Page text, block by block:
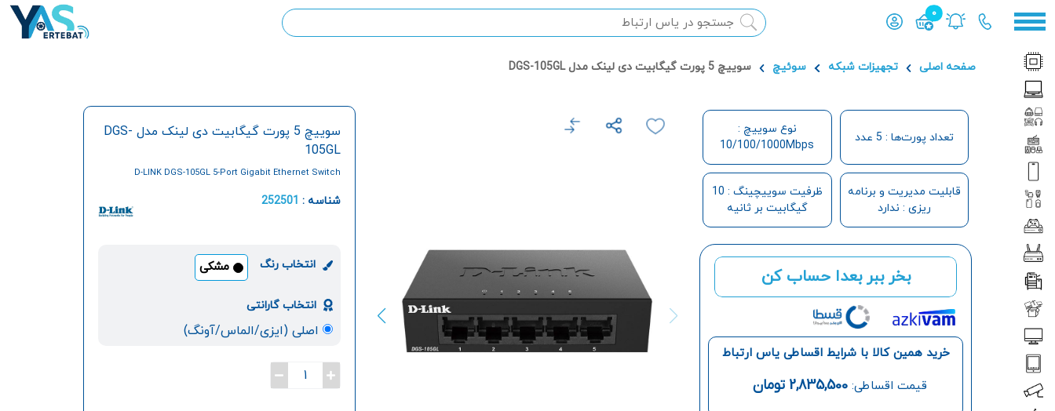
0
محصول افزوده شده به سبد
صفحه اصلی تجهیزات شبکه سوئیچ سوییچ 5 پورت گیگابیت دی لینک مدل DGS-105GL
تعداد پورت‌ها : 5 عدد
نوع سوییچ :
10/100/1000Mbps
قابلیت مدیریت و برنامه
ریزی : ندارد
ظرفیت سوییچینگ : 10
گیگابیت بر ثانیه
بخر ببر بعدا حساب کن
خرید همین کالا با شرایط اقساطی یاس ارتباط
قیمت اقساطی:2,835,500 تومان
سوییچ 5 پورت گیگابیت دی لینک مدل DGS-
105GL
D-LINK DGS-105GL 5-Port Gigabit Ethernet Switch
شناسه : 252501
انتخاب رنگ مشکی
انتخاب گارانتی
اصلی (ایزی/الماس/آونگ)
1